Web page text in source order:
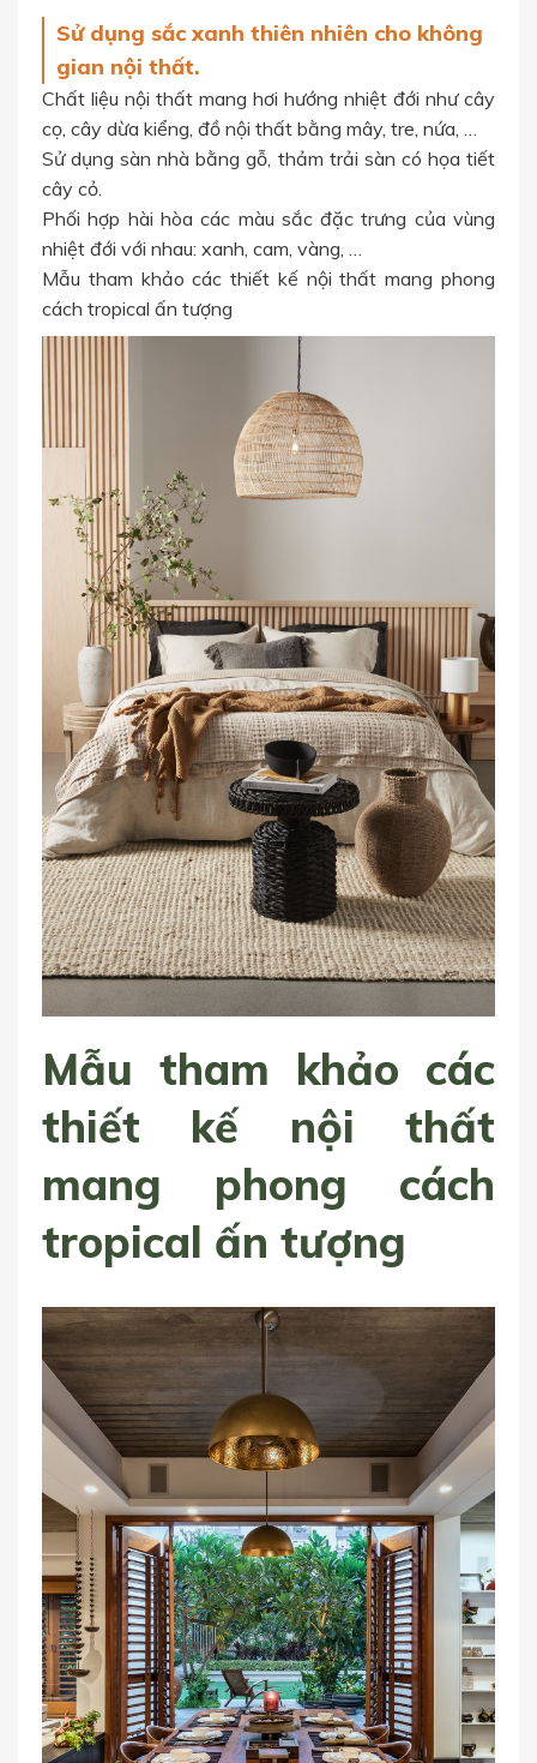
Sử dụng sắc xanh thiên nhiên cho không
gian nội thất.
Chất liệu nội thất mang hơi hướng nhiệt đới như cây
cọ, cây dừa kiểng, đồ nội thất bằng mây, tre, nứa, …
Sử dụng sàn nhà bằng gỗ, thảm trải sàn có họa tiết
cây cỏ.
Phối hợp hài hòa các màu sắc đặc trưng của vùng
nhiệt đới với nhau: xanh, cam, vàng, …
Mẫu tham khảo các thiết kế nội thất mang phong
cách tropical ấn tượng
Mẫu tham khảo các
thiết kế nội thất
mang phong cách
tropical ấn tượng